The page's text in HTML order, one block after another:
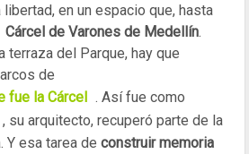
en un espacio que, hasta
de Varones de Medellín.
terraza del Parque, hay que
de
fue la Cárcel . Así fue como
, su arquitecto, recuperó parte de la
Y esa tarea de construir memoria